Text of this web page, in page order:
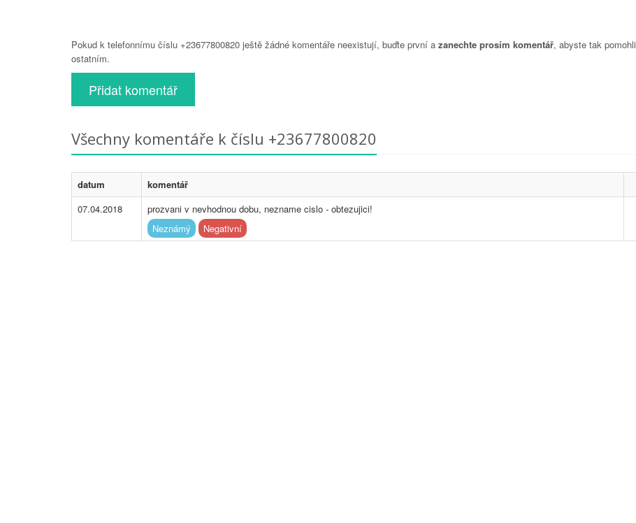
Pokud k telefonnímu číslu +23677800820 ještě žádné komentáře neexistují, buďte první a zanechte prosím komentář, abyste tak pomohli
ostatním.
Přidat komentář
Všechny komentáře k číslu +23677800820
datum
komentář
07.04.2018
prozvani v nevhodnou dobu, nezname cislo - obtezujici!
Neznámý
Negativní